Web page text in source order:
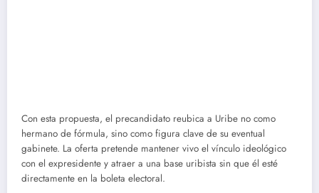
Con esta propuesta, el precandidato reubica a Uribe no como
hermano de fórmula, sino como figura clave de su eventual
gabinete. La oferta pretende mantener vivo el vínculo ideológico
con el expresidente y atraer a una base uribista sin que él esté
directamente en la boleta electoral.